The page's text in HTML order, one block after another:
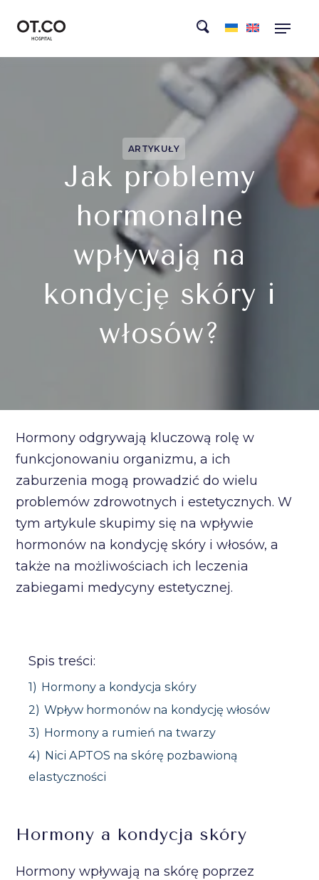
ARTYKUŁY
Jak problemy
hormonalne
wpływają na
kondycję skóry i
włosów?
Hormony odgrywają kluczową rolę w
funkcjonowaniu organizmu, a ich
zaburzenia mogą prowadzić do wielu
problemów zdrowotnych i estetycznych. W
tym artykule skupimy się na wpływie
hormonów na kondycję skóry i włosów, a
także na możliwościach ich leczenia
zabiegami medycyny estetycznej.
Spis treści:
1) Hormony a kondycja skóry
2) Wpływ hormonów na kondycję włosów
3) Hormony a rumień na twarzy
4) Nici APTOS na skórę pozbawioną
elastyczności
Hormony a kondycja skóry
Hormony wpływają na skórę poprzez